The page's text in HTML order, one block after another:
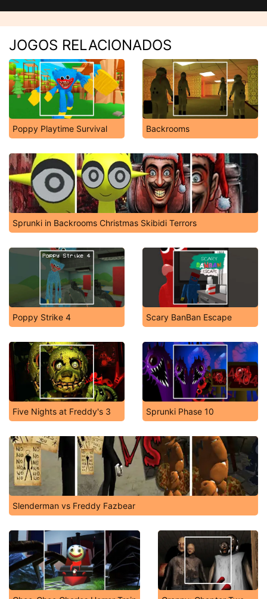
JOGOS RELACIONADOS
Poppy Playtime Survival Backrooms
Sprunki in Backrooms Christmas Skibidi Terrors
Poppy Strike 4 Scary BanBan Escape
Five Nights at Freddy's 3 Sprunki Phase 10
Slenderman vs Freddy Fazbear